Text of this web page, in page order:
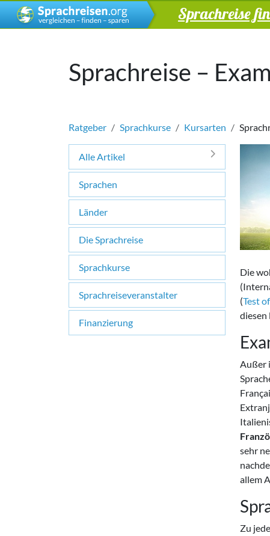
Sprachreise
Sprachreise –
Ratgeber Sprachkurse Kursarten
Alle Artikel
Sprachen
Länder
Die Sprachreise
Sprachkurse
Sprachreiseveranstalter
Finanzierung
Die
(Test
diesen
Außer
sehr
allem
Zu